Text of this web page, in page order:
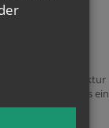
Hälfte von
Struktur
für die jeweils ein